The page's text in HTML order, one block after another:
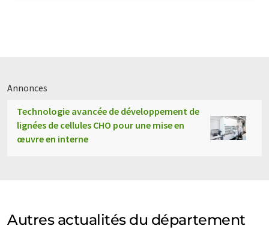
Annonces
Technologie avancée de développement de
lignées de cellules CHO pour une mise en
œuvre en interne
Autres actualités du département